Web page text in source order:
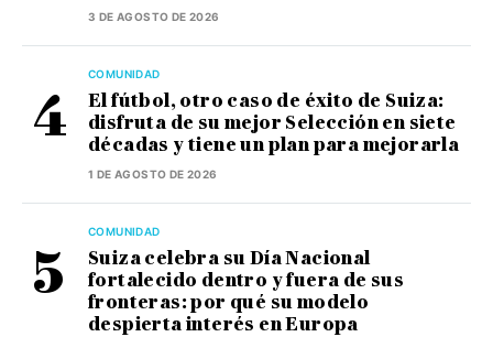
3 DE AGOSTO DE 2026
COMUNIDAD
El fútbol, otro caso de éxito de Suiza:
disfruta de su mejor Selección en siete
décadas y tiene un plan para mejorarla
1 DE AGOSTO DE 2026
COMUNIDAD
Suiza celebra su Día Nacional
fortalecido dentro y fuera de sus
fronteras: por qué su modelo
despierta interés en Europa